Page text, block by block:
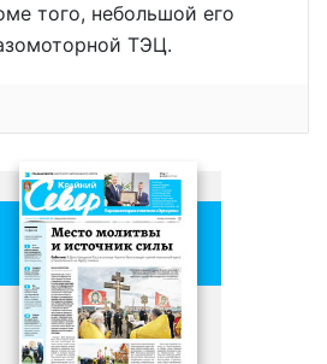
того, небольшой его
ТЭЦ.